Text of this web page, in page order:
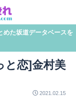
めた坂道データベースを
と恋]金村美
2021.02.15